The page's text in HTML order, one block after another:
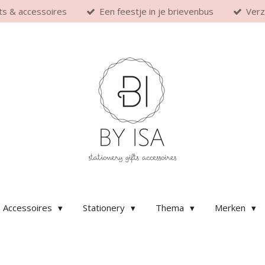
& accessoires Een feestje in je brievenbus
Accessoires Stationery Thema Merken